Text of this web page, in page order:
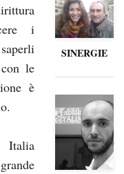
i
le
è
Italia
SINERGIE